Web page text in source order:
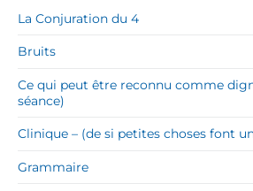
La Conjuration du 4
Bruits
Ce qui peut être reconnu comme
séance)
Clinique – (de si petites choses font
Grammaire